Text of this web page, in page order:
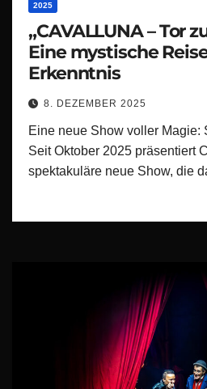
2025
„CAVALLUNA – Tor
Eine mystische
Erkenntnis
8. DEZEMBER 2025
Eine neue Show voller Magie:
Seit Oktober 2025 präsentiert
spektakuläre neue Show, die